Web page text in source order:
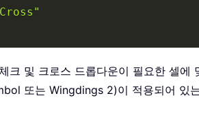
크 및 크로스 드롭다운이 필요한 셀
또는 Wingdings 2)이 적용되어 있는